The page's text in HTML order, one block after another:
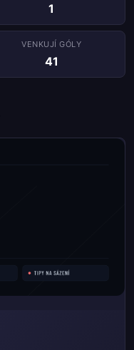
1
VENKUJÍ GÓLY
41